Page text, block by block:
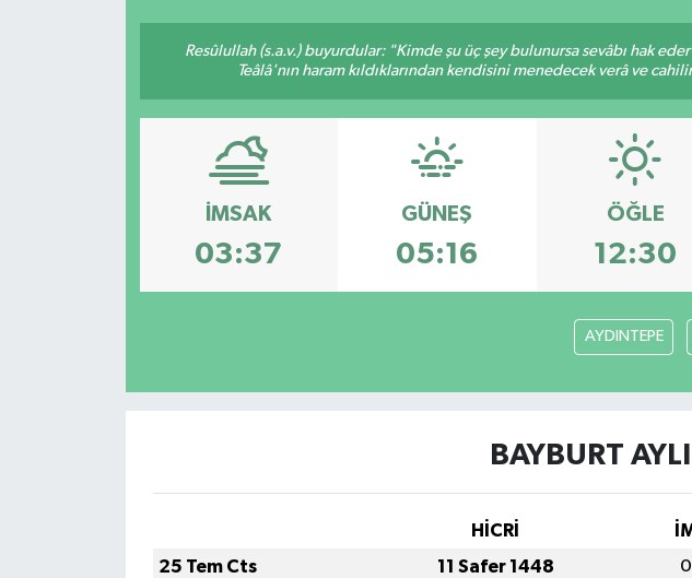
Resûlullah (s.a.v.) buyurdular: "Kimde şu üç şey bulunursa sevâbı hak
Teâlâ'nın haram kıldıklarından kendisini menedecek verâ ve
İMSAK
03:37
GÜNEŞ
05:16
ÖĞLE
12:30
AYDINTEPE
BAYBURT
HİCRİ
25 Tem Cts
11 Safer 1448
Son Dakika Haberleri